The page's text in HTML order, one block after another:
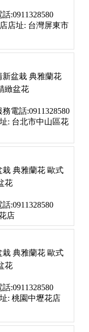
:0911328580
店址: 台灣屏東市
新盆栽 典雅蘭花
緻盆花
電話:0911328580
: 台北市中山區花
典雅蘭花 歐式
花
:0911328580
店
典雅蘭花 歐式
花
:0911328580
: 桃園中壢花店